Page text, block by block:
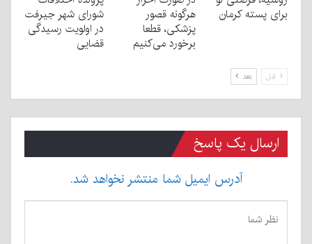
برای پسته کرمان
هرگونه قصور
پزشکی، قطعا
برخورد می‌کنیم
شورای شهر جیرفت
در اولویت رسیدگی
قضایی
قبل بعد
ارسال یک پاسخ
آدرس ایمیل شما منتشر نخواهد شد.